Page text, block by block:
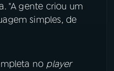
"A gente criou um
simples, de
no player